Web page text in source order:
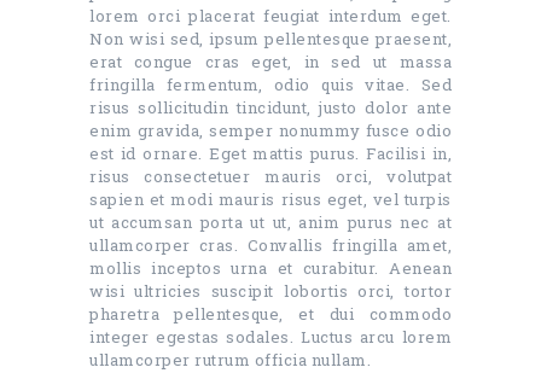
lorem orci placerat feugiat interdum eget.
Non wisi sed, ipsum pellentesque praesent,
erat congue cras eget, in sed ut massa
fringilla fermentum, odio quis vitae. Sed
risus sollicitudin tincidunt, justo dolor ante
enim gravida, semper nonummy fusce odio
est id ornare. Eget mattis purus. Facilisi in,
risus consectetuer mauris orci, volutpat
sapien et modi mauris risus eget, vel turpis
ut accumsan porta ut ut, anim purus nec at
ullamcorper cras. Convallis fringilla amet,
mollis inceptos urna et curabitur. Aenean
wisi ultricies suscipit lobortis orci, tortor
pharetra pellentesque, et dui commodo
integer egestas sodales. Luctus arcu lorem
ullamcorper rutrum officia nullam.